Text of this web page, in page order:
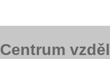
Centrum